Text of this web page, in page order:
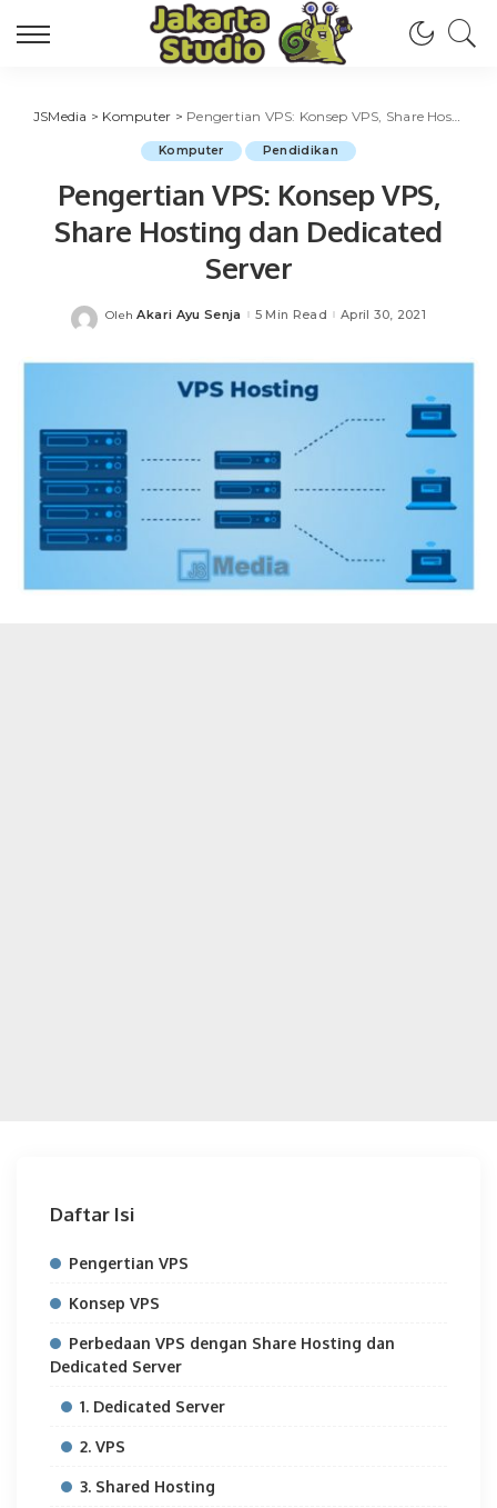
JSMedia > Komputer > Pengertian VPS: Konsep VPS, Share Hosting dan Dedicated Server
Komputer Pendidikan
Pengertian VPS: Konsep VPS,
Share Hosting dan Dedicated
Server
Posted
Oleh Akari Ayu Senja 5 Min Read April 30, 2021
Daftar Isi
Pengertian VPS
Konsep VPS
Perbedaan VPS dengan Share Hosting dan
Dedicated Server
1. Dedicated Server
2. VPS
3. Shared Hosting